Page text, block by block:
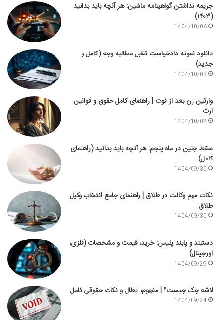
جریمه نداشتن گواهینامه ماشین: هر آنچه باید بدانید
(۱۴۰۳)
1404/10/06
دانلود نمونه دادخواست تقابل مطالبه وجه (کامل و
جدید)
1404/10/03
وارثین زن بعد از فوت | راهنمای کامل حقوق و قوانین
ارث
1404/10/02
سقط جنین در ماه پنجم: هر آنچه باید بدانید (راهنمای
کامل)
1404/09/30
نکات مهم وکالت در طلاق | راهنمای جامع انتخاب وکیل
طلاق
1404/09/30
دستبند و پابند پلیس: خرید، قیمت و مشخصات (فلزی،
اورجینال)
1404/09/29
لاشه چک چیست؟ | مفهوم، ابطال و نکات حقوقی کامل
1404/09/24